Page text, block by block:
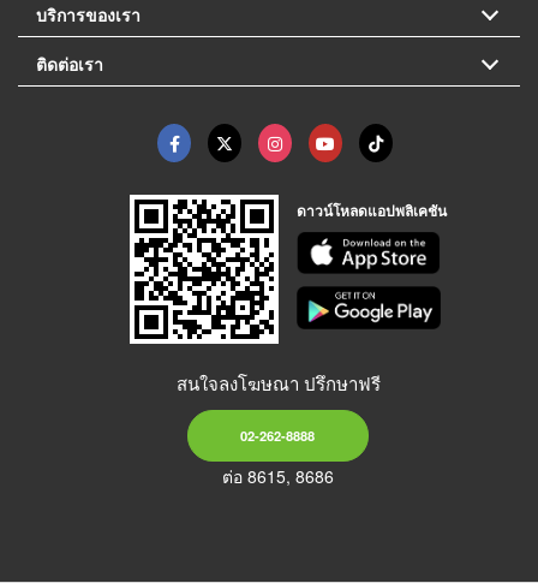
บริการของเรา
ติดต่อเรา
ดาวน์โหลดแอปพลิเคชัน
สนใจลงโฆษณา ปรึกษาฟรี
02-262-8888
ต่อ 8615, 8686